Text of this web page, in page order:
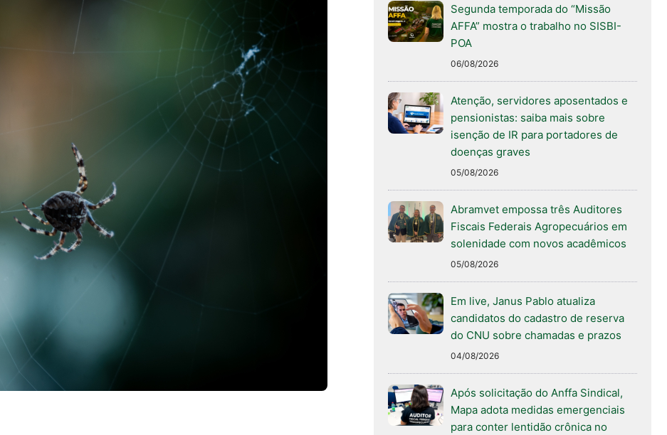
Segunda temporada do “Missão
AFFA” mostra o trabalho no SISBI-
POA
06/08/2026
Atenção, servidores aposentados e
pensionistas: saiba mais sobre
isenção de IR para portadores de
doenças graves
05/08/2026
Abramvet empossa três Auditores
Fiscais Federais Agropecuários em
solenidade com novos acadêmicos
05/08/2026
Em live, Janus Pablo atualiza
candidatos do cadastro de reserva
do CNU sobre chamadas e prazos
04/08/2026
Após solicitação do Anffa Sindical,
Mapa adota medidas emergenciais
para conter lentidão crônica no